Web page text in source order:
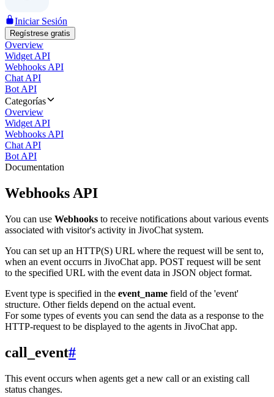
Iniciar Sesión
Regístrese gratis
Overview
Widget API
Webhooks API
Chat API
Bot API
Categorías
Overview
Widget API
Webhooks API
Chat API
Bot API
Documentation
Webhooks API
You can use Webhooks to receive notifications about various events
associated with visitor's activity in JivoChat system.
You can set up an HTTP(S) URL where the request will be sent to,
when an event occurrs in JivoChat app. POST request will be sent
to the specified URL with the event data in JSON object format.
Event type is specified in the event_name field of the 'event'
structure. Other fields depend on the actual event.
For some types of events you can send the data as a response to the
HTTP-request to be displayed to the agents in JivoChat app.
call_event#
This event occurs when agents get a new call or an existing call
status changes.